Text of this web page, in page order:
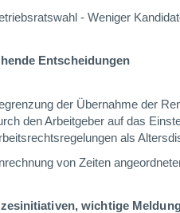
- Weniger
Entscheidungen
der Übernahme der
den Arbeitgeber auf das
als
von Zeiten
wichtige